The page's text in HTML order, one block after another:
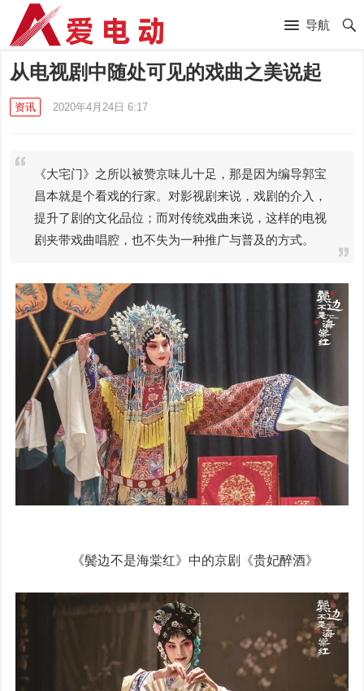
导航
从电视剧中随处可见的戏曲之美说起
资讯 2020年4月24日 6:17
《大宅门》之所以被赞京味儿十足，那是因为编导郭宝
昌本就是个看戏的行家。对影视剧来说，戏剧的介入，
提升了剧的文化品位；而对传统戏曲来说，这样的电视
剧夹带戏曲唱腔，也不失为一种推广与普及的方式。
《鬓边不是海棠红》中的京剧《贵妃醉酒》